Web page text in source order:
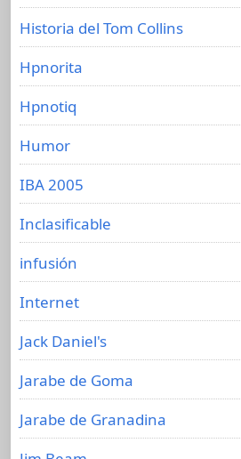
Historia del Tom Collins
Hpnorita
Hpnotiq
Humor
IBA 2005
Inclasificable
infusión
Internet
Jack Daniel's
Jarabe de Goma
Jarabe de Granadina